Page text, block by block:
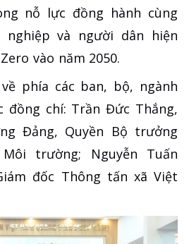
nỗ lực đồng hành cùng
nghiệp và người dân hiện
vào năm 2050.
phía các ban, bộ, ngành
đồng chí: Trần Đức Thắng,
Đảng, Quyền Bộ trưởng
trường; Nguyễn Tuấn
đốc Thông tấn xã Việt